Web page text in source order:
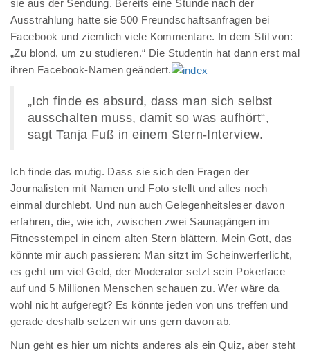
sie aus der Sendung. Bereits eine Stunde nach der
Ausstrahlung hatte sie 500 Freundschaftsanfragen bei
Facebook und ziemlich viele Kommentare. In dem Stil von:
„Zu blond, um zu studieren.“ Die Studentin hat dann erst mal
ihren Facebook-Namen geändert.
„Ich finde es absurd, dass man sich selbst
ausschalten muss, damit so was aufhört“,
sagt Tanja Fuß in einem Stern-Interview.
Ich finde das mutig. Dass sie sich den Fragen der
Journalisten mit Namen und Foto stellt und alles noch
einmal durchlebt. Und nun auch Gelegenheitsleser davon
erfahren, die, wie ich, zwischen zwei Saunagängen im
Fitnesstempel in einem alten Stern blättern. Mein Gott, das
könnte mir auch passieren: Man sitzt im Scheinwerferlicht,
es geht um viel Geld, der Moderator setzt sein Pokerface
auf und 5 Millionen Menschen schauen zu. Wer wäre da
wohl nicht aufgeregt? Es könnte jeden von uns treffen und
gerade deshalb setzen wir uns gern davon ab.
Nun geht es hier um nichts anderes als ein Quiz, aber steht